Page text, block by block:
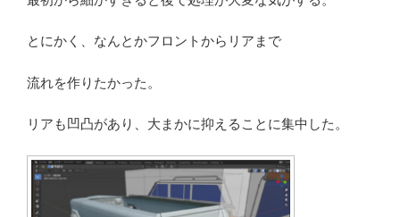
とにかく、なんとかフロントからリアまで
流れを作りたかった。
リアも凹凸があり、大まかに抑えることに集中した。